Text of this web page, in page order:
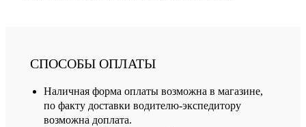
СПОСОБЫ ОПЛАТЫ
Наличная форма оплаты возможна в магазине,
по факту доставки водителю-экспедитору
возможна доплата.